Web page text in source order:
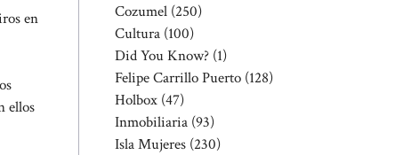
en
ellos
Cozumel (250)
Cultura (100)
Did You Know? (1)
Felipe Carrillo Puerto (128)
Holbox (47)
Inmobiliaria (93)
Isla Mujeres (230)